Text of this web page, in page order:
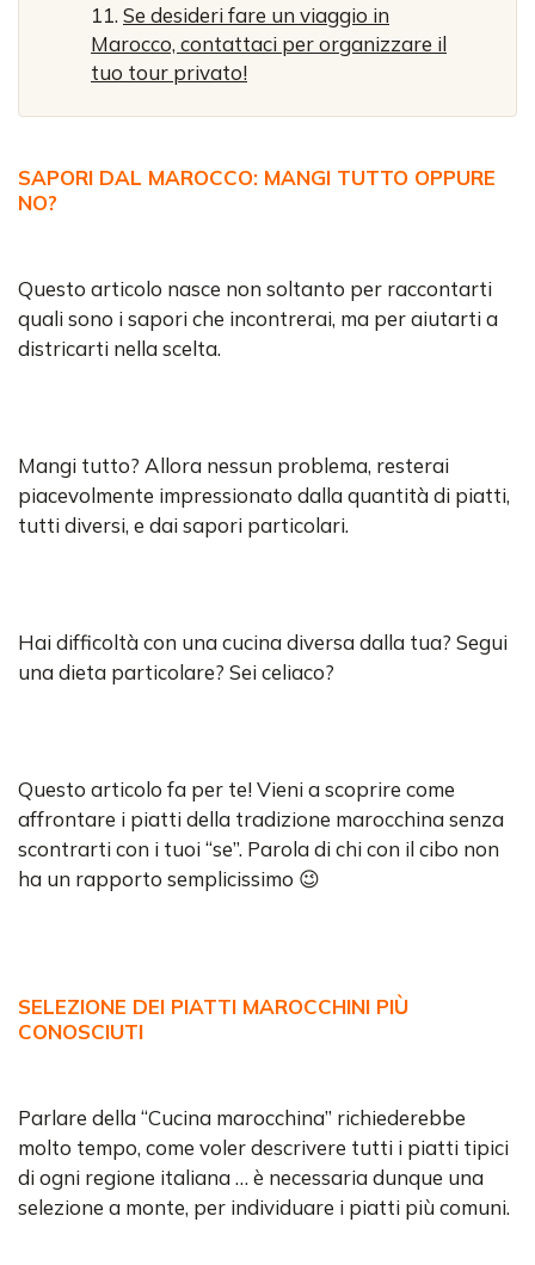
Se desideri fare un viaggio in
Marocco, contattaci per organizzare il
tuo tour privato!
SAPORI DAL MAROCCO: MANGI TUTTO OPPURE
NO?
Questo articolo nasce non soltanto per raccontarti
quali sono i sapori che incontrerai, ma per aiutarti a
districarti nella scelta.
Mangi tutto? Allora nessun problema, resterai
piacevolmente impressionato dalla quantità di piatti,
tutti diversi, e dai sapori particolari.
Hai difficoltà con una cucina diversa dalla tua? Segui
una dieta particolare? Sei celiaco?
Questo articolo fa per te! Vieni a scoprire come
affrontare i piatti della tradizione marocchina senza
scontrarti con i tuoi “se”. Parola di chi con il cibo non
ha un rapporto semplicissimo 😉
SELEZIONE DEI PIATTI MAROCCHINI PIÙ
CONOSCIUTI
Parlare della “Cucina marocchina” richiederebbe
molto tempo, come voler descrivere tutti i piatti tipici
di ogni regione italiana … è necessaria dunque una
selezione a monte, per individuare i piatti più comuni.